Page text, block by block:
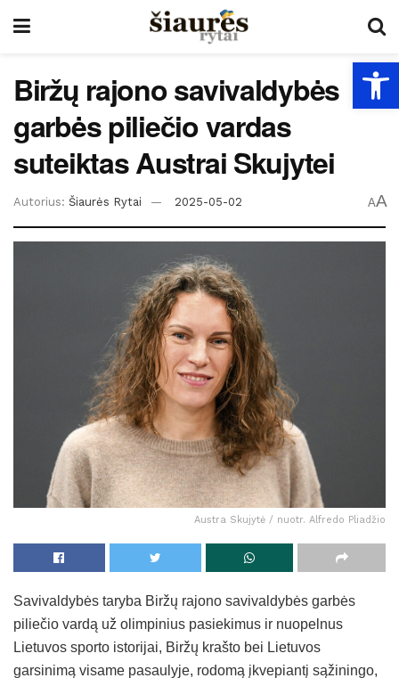
Biržų rajono savivaldybės
garbės piliečio vardas
suteiktas Austrai Skujytei
Autorius: Šiaurės Rytai 2025-05-02 AA
Austra Skujytė / nuotr. Alfredo Pliadžio
Savivaldybės taryba Biržų rajono savivaldybės garbės
piliečio vardą už olimpinius pasiekimus ir nuopelnus
Lietuvos sporto istorijai, Biržų krašto bei Lietuvos
garsinimą visame pasaulyje, rodomą įkvepiantį sąžiningo,